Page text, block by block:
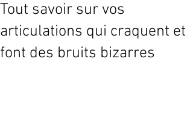
Tout savoir sur vos
articulations qui craquent et
font des bruits bizarres